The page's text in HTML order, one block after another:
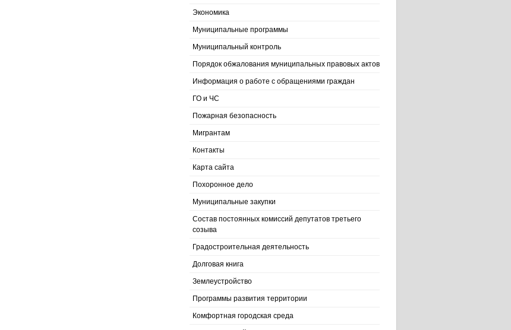
Экономика
Муниципальные программы
Муниципальный контроль
Порядок обжалования муниципальных правовых актов
Информация о работе с обращениями граждан
ГО и ЧС
Пожарная безопасность
Мигрантам
Контакты
Карта сайта
Похоронное дело
Муниципальные закупки
Состав постоянных комиссий депутатов третьего
созыва
Градостроительная деятельность
Долговая книга
Землеустройство
Программы развития территории
Комфортная городская среда